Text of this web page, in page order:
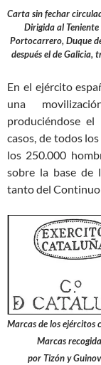
Carta sin fechar
Dirigida al
Portocarrero, Duque
después el de Galicia,
En el ejército
una
produciéndose
casos, de todos
los 250.000
sobre la base de
tanto del Continuo
Marcas de los ejércitos
Marcas
por Tizón y